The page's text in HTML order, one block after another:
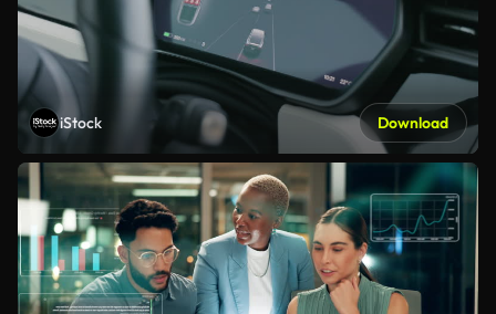
iStock Download